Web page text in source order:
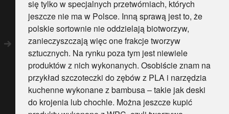
się tylko w specjalnych przetwórniach, których
jeszcze nie ma w Polsce. Inną sprawą jest to, że
polskie sortownie nie oddzielają biotworzyw,
zanieczyszczają więc one frakcje tworzyw
sztucznych. Na rynku poza tym jest niewiele
produktów z nich wykonanych. Osobiście znam na
przykład szczoteczki do zębów z PLA i narzędzia
kuchenne wykonane z bambusa – takie jak deski
do krojenia lub chochle. Można jeszcze kupić